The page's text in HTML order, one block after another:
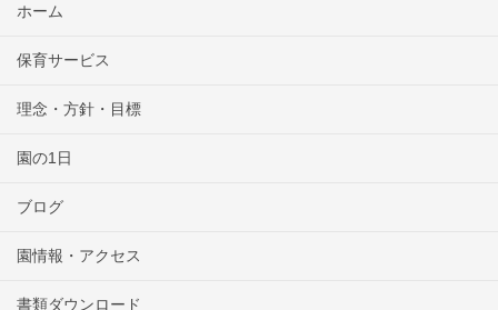
ホーム
保育サービス
理念・方針・目標
園の1日
ブログ
園情報・アクセス
書類ダウンロード